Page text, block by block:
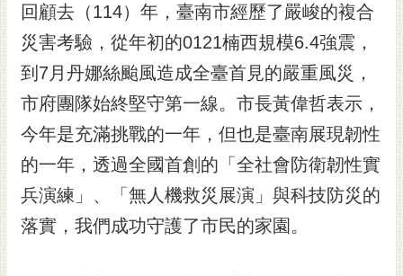
市民互動
黃
偉
哲
光
花
泉
回顧去（114）年，臺南市經歷了嚴峻的複合
災害考驗，從年初的0121楠西規模6.4強震，
到7月丹娜絲颱風造成全臺首見的嚴重風災，
市府團隊始終堅守第一線。市長黃偉哲表示，
今年是充滿挑戰的一年，但也是臺南展現韌性
的一年，透過全國首創的「全社會防衛韌性實
兵演練」、「無人機救災展演」與科技防災的
落實，我們成功守護了市民的家園。